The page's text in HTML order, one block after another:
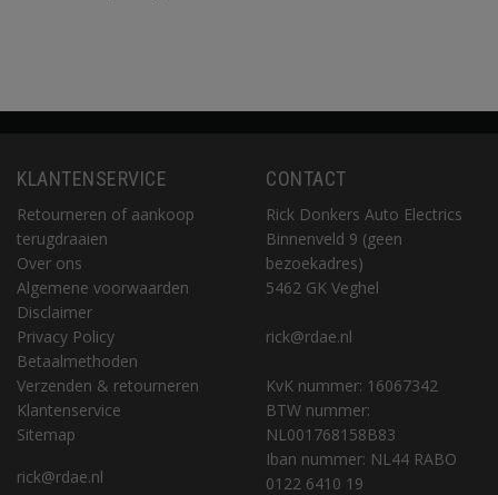
KLANTENSERVICE
Retourneren of aankoop
terugdraaien
Over ons
Algemene voorwaarden
Disclaimer
Privacy Policy
Betaalmethoden
Verzenden & retourneren
Klantenservice
Sitemap
rick@rdae.nl
CONTACT
Rick Donkers Auto Electrics
Binnenveld 9 (geen
bezoekadres)
5462 GK Veghel
rick@rdae.nl
KvK nummer: 16067342
BTW nummer:
NL001768158B83
Iban nummer: NL44 RABO
0122 6410 19